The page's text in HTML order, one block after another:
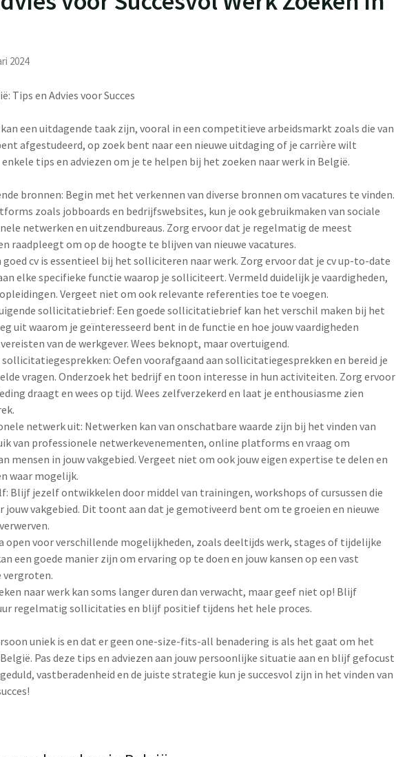
2024
Tips en Advies voor Succes
een uitdagende taak zijn, vooral in een competitieve arbeidsmarkt zoals die van
afgestudeerd, op zoek bent naar een nieuwe uitdaging of je carrière wilt
tips en adviezen om je te helpen bij het zoeken naar werk in België.
bronnen: Begin met het verkennen van diverse bronnen om vacatures te vinden.
zoals jobboards en bedrijfswebsites, kun je ook gebruikmaken van sociale
netwerken en uitzendbureaus. Zorg ervoor dat je regelmatig de meest
raadpleegt om op de hoogte te blijven van nieuwe vacatures.
goed cv is essentieel bij het solliciteren naar werk. Zorg ervoor dat je cv up-to-date
elke specifieke functie waarop je solliciteert. Vermeld duidelijk je vaardigheden,
Vergeet niet om ook relevante referenties toe te voegen.
sollicitatiebrief: Een goede sollicitatiebrief kan het verschil maken bij het
uit waarom je geïnteresseerd bent in de functie en hoe jouw vaardigheden
van de werkgever. Wees beknopt, maar overtuigend.
sollicitatiegesprekken: Oefen voorafgaand aan sollicitatiegesprekken en bereid je
vragen. Onderzoek het bedrijf en toon interesse in hun activiteiten. Zorg ervoor
draagt en wees op tijd. Wees zelfverzekerd en laat je enthousiasme zien
netwerk uit: Netwerken kan van onschatbare waarde zijn bij het vinden van
van professionele netwerkevenementen, online platforms en vraag om
mensen in jouw vakgebied. Vergeet niet om ook jouw eigen expertise te delen en
waar mogelijk.
Blijf jezelf ontwikkelen door middel van trainingen, workshops of cursussen die
jouw vakgebied. Dit toont aan dat je gemotiveerd bent om te groeien en nieuwe
open voor verschillende mogelijkheden, zoals deeltijds werk, stages of tijdelijke
een goede manier zijn om ervaring op te doen en jouw kansen op een vast
vergroten.
naar werk kan soms langer duren dan verwacht, maar geef niet op! Blijf
regelmatig sollicitaties en blijf positief tijdens het hele proces.
uniek is en dat er geen one-size-fits-all benadering is als het gaat om het
Pas deze tips en adviezen aan jouw persoonlijke situatie aan en blijf gefocust
vastberadenheid en de juiste strategie kun je succesvol zijn in het vinden van